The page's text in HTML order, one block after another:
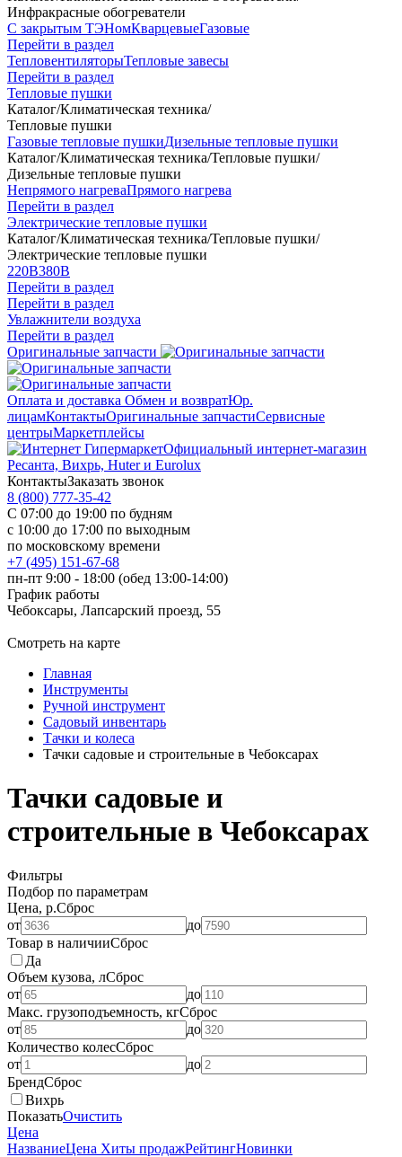
Инфракрасные обогреватели
С закрытым ТЭНомКварцевыеГазовые
Перейти в раздел
ТепловентиляторыТепловые завесы
Перейти в раздел
Тепловые пушки
Каталог/Климатическая техника/
Тепловые пушки
Газовые тепловые пушкиДизельные тепловые пушки
Каталог/Климатическая техника/Тепловые пушки/
Дизельные тепловые пушки
Непрямого нагреваПрямого нагрева
Перейти в раздел
Электрические тепловые пушки
Каталог/Климатическая техника/Тепловые пушки/
Электрические тепловые пушки
220В380В
Перейти в раздел
Перейти в раздел
Увлажнители воздуха
Перейти в раздел
Оригинальные запчасти
Оплата и доставка Обмен и возвратЮр.
лицамКонтактыОригинальные запчастиСервисные
центрыМаркетплейсы
Официальный интернет-магазин
Ресанта, Вихрь, Huter и Eurolux
КонтактыЗаказать звонок
8 (800) 777-35-42
С 07:00 до 19:00 по будням
с 10:00 до 17:00 по выходным
по московскому времени
+7 (495) 151-67-68
пн-пт 9:00 - 18:00 (обед 13:00-14:00)
График работы
Чебоксары, Лапсарский проезд, 55
Смотреть на карте
Главная
Инструменты
Ручной инструмент
Садовый инвентарь
Тачки и колеса
Тачки садовые и строительные в Чебоксарах
Тачки садовые и
строительные в Чебоксарах
Фильтры
Подбор по параметрам
Цена, р.Сброс
от
до
Товар в наличииСброс
Да
Объем кузова, лСброс
от
до
Макс. грузоподъемность, кгСброс
от
до
Количество колесСброс
от
до
БрендСброс
Вихрь
ПоказатьОчистить
Цена
НазваниеЦена Хиты продажРейтингНовинки